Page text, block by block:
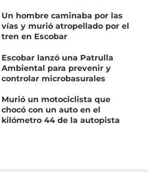
Un hombre caminaba por las
vías y murió atropellado por el
tren en Escobar
Escobar lanzó una Patrulla
Ambiental para prevenir y
controlar microbasurales
Murió un motociclista que
chocó con un auto en el
kilómetro 44 de la autopista